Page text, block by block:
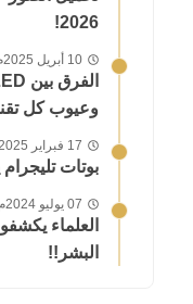
2026!
10 أبريل 2025م
وعيوب كل
17 فبراير 2025م
بوتات
07 يوليو 2024م
البشر!!